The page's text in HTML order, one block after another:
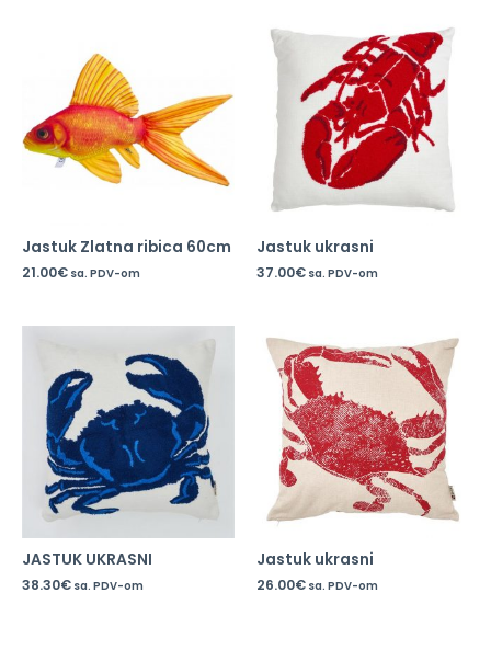
Jastuk Zlatna ribica 60cm
21.00€ sa. PDV-om
Jastuk ukrasni
37.00€ sa. PDV-om
JASTUK UKRASNI
38.30€ sa. PDV-om
Jastuk ukrasni
26.00€ sa. PDV-om